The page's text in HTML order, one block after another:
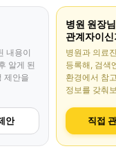
내용이
알게 된
제안을
안
병원 원장
관계자이
병원과 의료
등록해, 검색
환경에서 참
정보를 갖춰
직접